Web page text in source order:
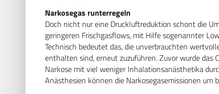
Narkosegas runterregeln
Doch nicht nur eine Druckluftreduktion schont die
geringeren Frischgasflows, mit Hilfe sogenannter
Technisch bedeutet das, die unverbrauchten
enthalten sind, erneut zuzuführen. Zuvor wurde das
Narkose mit viel weniger Inhalationsanästhetika
Anästhesien können die Narkosegasemissionen um